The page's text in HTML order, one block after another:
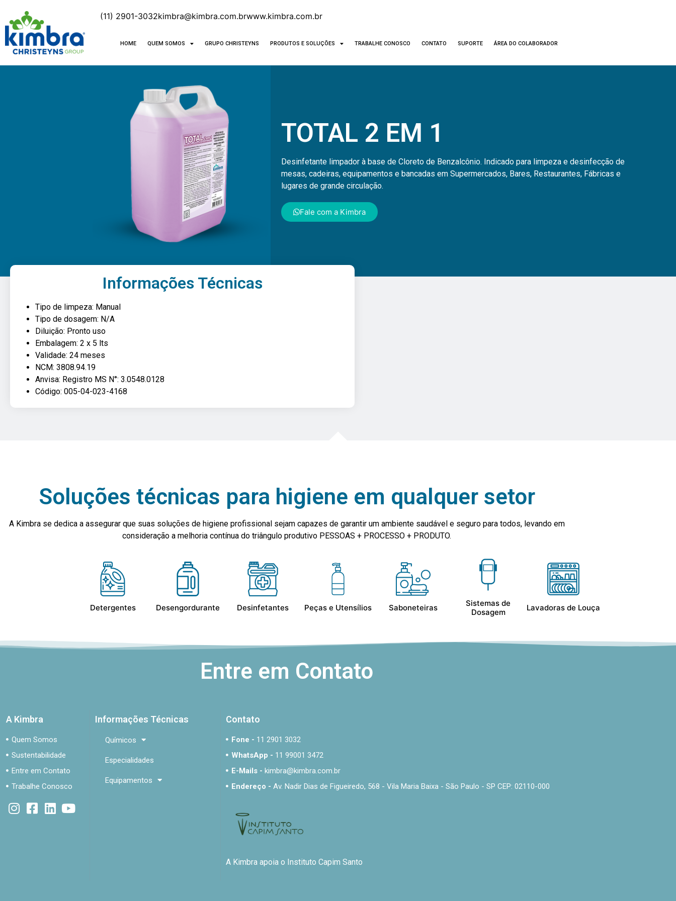
(11) 2901-3032kimbra@kimbra.com.brwww.kimbra.com.br
HOME QUEM SOMOS GRUPO CHRISTEYNS PRODUTOS E SOLUÇÕES TRABALHE CONOSCO CONTATO SUPORTE ÁREA DO COLABORADOR
TOTAL 2 EM 1
Desinfetante limpador à base de Cloreto de Benzalcônio. Indicado para limpeza e desinfecção de
mesas, cadeiras, equipamentos e bancadas em Supermercados, Bares, Restaurantes, Fábricas e
lugares de grande circulação.
Fale com a Kimbra
Informações Técnicas
Tipo de limpeza: Manual
Tipo de dosagem: N/A
Diluição: Pronto uso
Embalagem: 2 x 5 lts
Validade: 24 meses
NCM: 3808.94.19
Anvisa: Registro MS N°: 3.0548.0128
Código: 005-04-023-4168
Soluções técnicas para higiene em qualquer setor
A Kimbra se dedica a assegurar que suas soluções de higiene profissional sejam capazes de garantir um ambiente saudável e seguro para todos, levando em
consideração a melhoria contínua do triângulo produtivo PESSOAS + PROCESSO + PRODUTO.
Detergentes Desengordurante Desinfetantes Peças e Utensílios Saboneteiras
Sistemas de
Dosagem
Lavadoras de Louça
Entre em Contato
A Kimbra
Quem Somos
Sustentabilidade
Entre em Contato
Trabalhe Conosco
Informações Técnicas
Químicos
Especialidades
Equipamentos
Contato
Fone - 11 2901 3032
WhatsApp - 11 99001 3472
E-Mails -kimbra@kimbra.com.br
Endereço -Av. Nadir Dias de Figueiredo, 568 - Vila Maria Baixa - São Paulo - SP CEP: 02110-000
A Kimbra apoia o Instituto Capim Santo